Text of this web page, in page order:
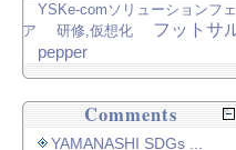
YSKe-comソリューションフェ
ア
研修,仮想化
フットサ
pepper
Comments
YAMANASHI SDGs ...